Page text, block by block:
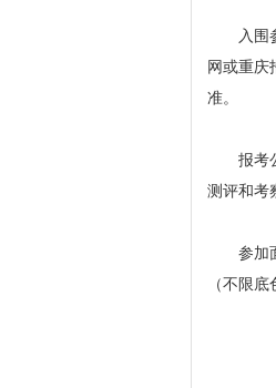
入围参
网或重庆
准。
报考公
测评和考
参加面
（不限